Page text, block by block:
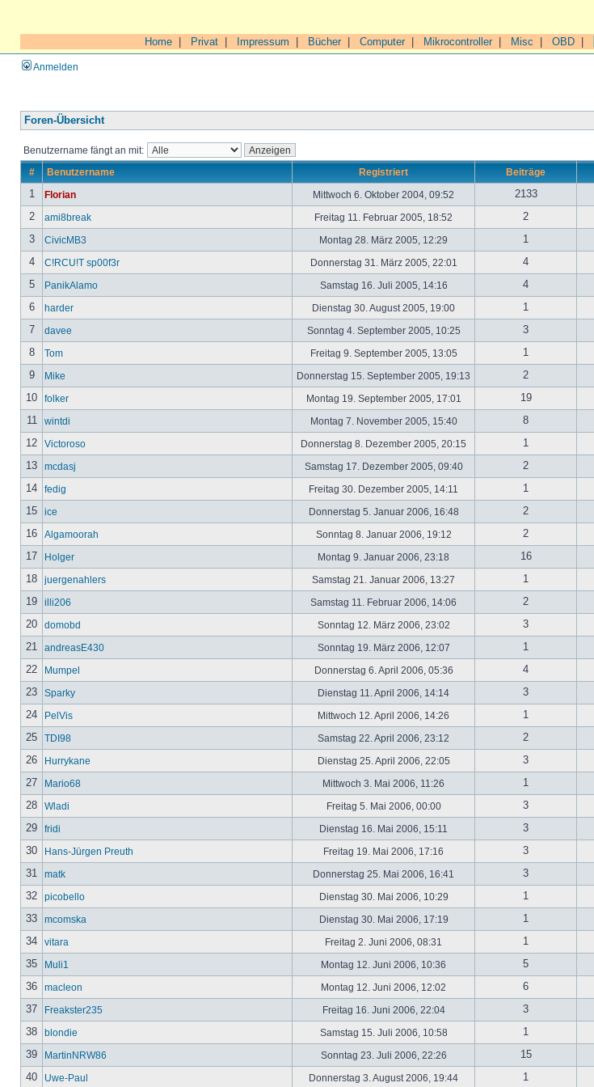
Home Privat Impressum Bücher| Computer| Mikrocontroller| Misc OBD
Anmelden
Foren-Übersicht
Benutzername fängt an mit:
# Benutzername Registriert Beiträge
1 Florian Mittwoch 6. Oktober 2004, 09:52 2133
2
ami8break Freitag 11. Februar 2005, 18:52
2
3
CivicMB3 Montag 28. März 2005, 12:29
1
4
C!RCU!T sp00f3r Donnerstag 31. März 2005, 22:01
4
5
PanikAlamo Samstag 16. Juli 2005, 14:16
4
6
harder Dienstag 30. August 2005, 19:00
1
7
davee Sonntag 4. September 2005, 10:25
3
8
Tom Freitag 9. September 2005, 13:05
1
9
Mike Donnerstag 15. September 2005, 19:13
2
10
folker Montag 19. September 2005, 17:01
19
11
wintdi Montag 7. November 2005, 15:40
8
12
Victoroso Donnerstag 8. Dezember 2005, 20:15
1
13
mcdasj Samstag 17. Dezember 2005, 09:40
2
14
fedig Freitag 30. Dezember 2005, 14:11
1
15
ice Donnerstag 5. Januar 2006, 16:48
2
16
Algamoorah Sonntag 8. Januar 2006, 19:12
2
17
Holger Montag 9. Januar 2006, 23:18
16
18
juergenahlers Samstag 21. Januar 2006, 13:27
1
19
illi206 Samstag 11. Februar 2006, 14:06
2
20
domobd Sonntag 12. März 2006, 23:02
3
21
andreasE430 Sonntag 19. März 2006, 12:07
1
22
Mumpel Donnerstag 6. April 2006, 05:36
4
23
Sparky Dienstag 11. April 2006, 14:14
3
24
PelVis Mittwoch 12. April 2006, 14:26
1
25
TDI98 Samstag 22. April 2006, 23:12
2
26
Hurrykane Dienstag 25. April 2006, 22:05
3
27
Mario68 Mittwoch 3. Mai 2006, 11:26
1
28
Wladi Freitag 5. Mai 2006, 00:00
3
29
fridi Dienstag 16. Mai 2006, 15:11
3
30
Hans-Jürgen Preuth Freitag 19. Mai 2006, 17:16
3
31
matk Donnerstag 25. Mai 2006, 16:41
3
32
picobello Dienstag 30. Mai 2006, 10:29
1
33
mcomska Dienstag 30. Mai 2006, 17:19
1
34
vitara Freitag 2. Juni 2006, 08:31
1
35
Muli1 Montag 12. Juni 2006, 10:36
5
36
macleon Montag 12. Juni 2006, 12:02
6
37
Freakster235 Freitag 16. Juni 2006, 22:04
3
38
blondie Samstag 15. Juli 2006, 10:58
1
39
MartinNRW86 Sonntag 23. Juli 2006, 22:26
15
40
Uwe-Paul Donnerstag 3. August 2006, 19:44 1